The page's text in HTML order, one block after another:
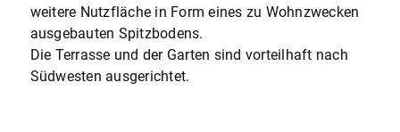
weitere Nutzfläche in Form eines zu Wohnzwecken
ausgebauten Spitzbodens.
Die Terrasse und der Garten sind vorteilhaft nach
Südwesten ausgerichtet.